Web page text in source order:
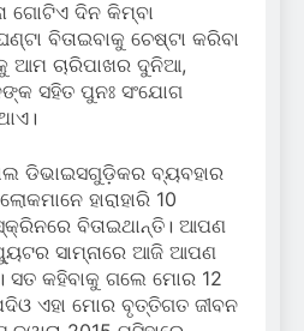
ଗୋଟିଏ ଦିନ କିମ୍ବା
ବିତାଇବାକୁ ଚେଷ୍ଟା କରିବା
ଆମ ଚାରିପାଖର ଦୁନିଆ,
ସହିତ ପୁନଃ ସଂଯୋଗ
ଡିଭାଇସଗୁଡ଼ିକର ବ୍ୟବହାର
ହାରାହାରି 10
ବିତାଇଥାନ୍ତି। ଆପଣ
ସାମ୍ନାରେ ଆଜି ଆପଣ
ସତ କହିବାକୁ ଗଲେ ମୋର 12
ଏହା ମୋର ବୃତ୍ତିଗତ ଜୀବନ